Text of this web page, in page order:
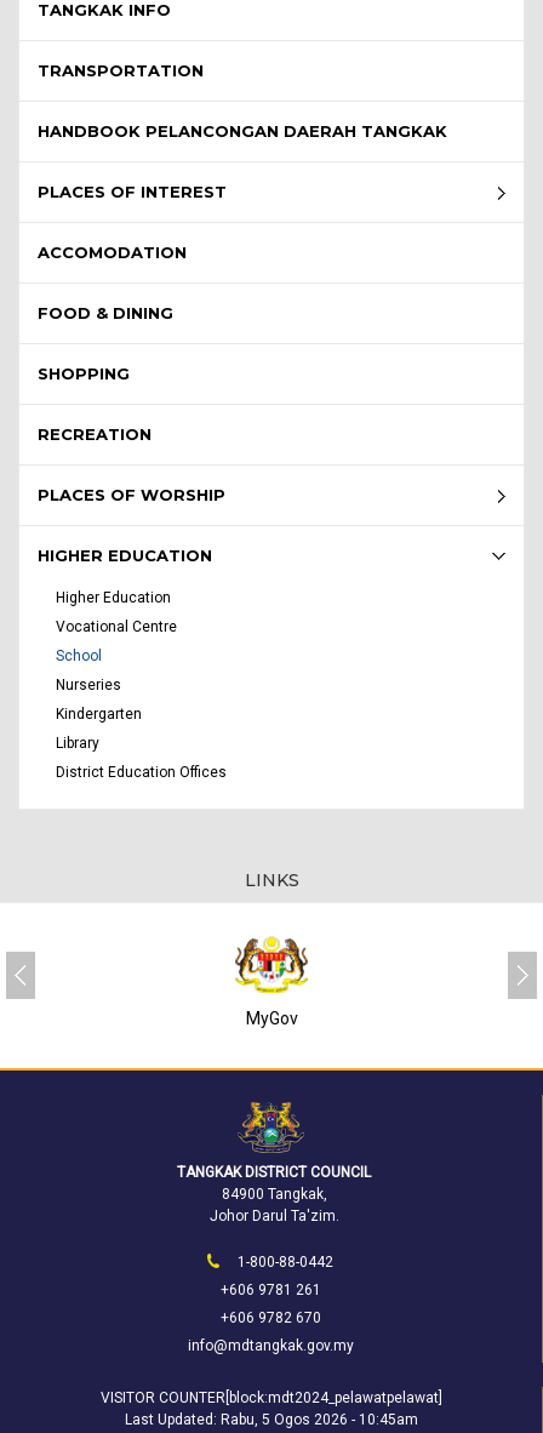
TANGKAK INFO
TRANSPORTATION
HANDBOOK PELANCONGAN DAERAH TANGKAK
PLACES OF INTEREST
ACCOMODATION
FOOD & DINING
SHOPPING
RECREATION
PLACES OF WORSHIP
HIGHER EDUCATION
Higher Education
Vocational Centre
School
Nurseries
Kindergarten
Library
District Education Offices
LINKS
TANGKAK DISTRICT COUNCIL
84900 Tangkak,
Johor Darul Ta'zim.
1-800-88-0442
+606 9781 261
+606 9782 670
info@mdtangkak.gov.my
VISITOR COUNTER[block:mdt2024_pelawatpelawat]
Last Updated: Rabu, 5 Ogos 2026 - 10:45am